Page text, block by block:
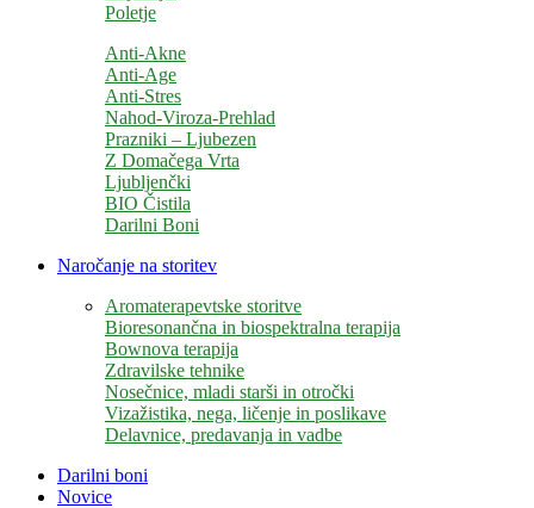
Poletje
Anti-Akne
Anti-Age
Anti-Stres
Nahod-Viroza-Prehlad
Prazniki – Ljubezen
Z Domačega Vrta
Ljubljenčki
BIO Čistila
Darilni Boni
Naročanje na storitev
Aromaterapevtske storitve
Bioresonančna in biospektralna terapija
Bownova terapija
Zdravilske tehnike
Nosečnice, mladi starši in otročki
Vizažistika, nega, ličenje in poslikave
Delavnice, predavanja in vadbe
Darilni boni
Novice